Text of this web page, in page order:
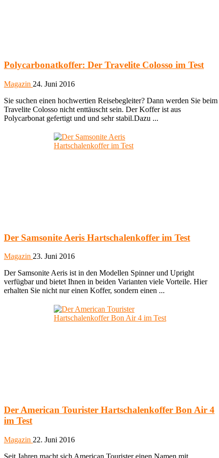
Polycarbonatkoffer: Der Travelite Colosso im Test
Magazin 24. Juni 2016
Sie suchen einen hochwertien Reisebegleiter? Dann werden Sie beim
Travelite Colosso nicht enttäuscht sein. Der Koffer ist aus
Polycarbonat gefertigt und und sehr stabil.Dazu ...
Der Samsonite Aeris Hartschalenkoffer im Test
Magazin 23. Juni 2016
Der Samsonite Aeris ist in den Modellen Spinner und Upright
verfügbar und bietet Ihnen in beiden Varianten viele Vorteile. Hier
erhalten Sie nicht nur einen Koffer, sondern einen ...
Der American Tourister Hartschalenkoffer Bon Air 4
im Test
Magazin 22. Juni 2016
Seit Jahren macht sich American Tourister einen Namen mit